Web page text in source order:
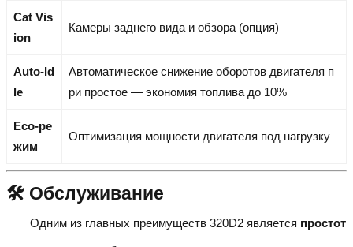
Cat Vis
ion
Камеры заднего вида и обзора (опция)
Auto-Id
le
Автоматическое снижение оборотов двигателя п
ри простое — экономия топлива до 10%
Eco-ре
жим
Оптимизация мощности двигателя под нагрузку
🛠️ Обслуживание
Одним из главных преимуществ 320D2 является простот